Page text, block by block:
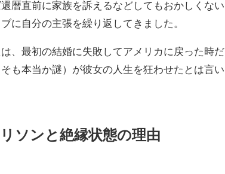
暦直前に家族を訴えるなどしてもおかしくない
に自分の主張を繰り返してきました。
、最初の結婚に失敗してアメリカに戻った時だ
も本当か謎）が彼女の人生を狂わせたとは言い
ソンと絶縁状態の理由